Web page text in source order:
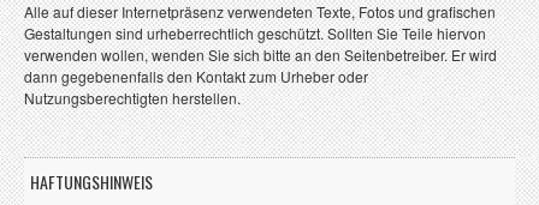
Alle auf dieser Internetpräsenz verwendeten Texte, Fotos und grafischen
Gestaltungen sind urheberrechtlich geschützt. Sollten Sie Teile hiervon
verwenden wollen, wenden Sie sich bitte an den Seitenbetreiber. Er wird
dann gegebenenfalls den Kontakt zum Urheber oder
Nutzungsberechtigten herstellen.
HAFTUNGSHINWEIS